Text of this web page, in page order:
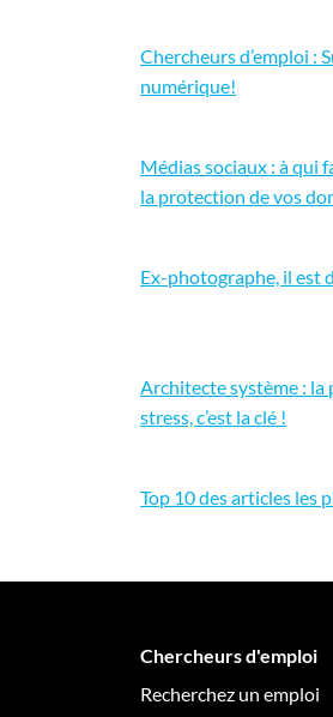
Chercheurs d’emploi :
numérique!
Médias sociaux : à qui
la protection de vos
Ex-photographe, il est
Architecte système : la
stress, c’est la clé !
Top 10 des articles les
Chercheurs d'emploi
Recherchez un emploi